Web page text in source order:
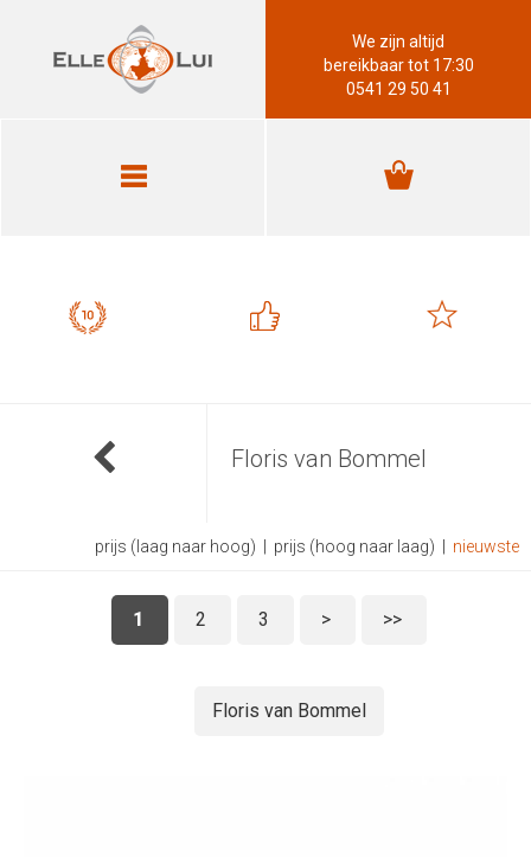
We zijn altijd
bereikbaar tot 17:30
0541 29 50 41
Floris van Bommel
prijs (laag naar hoog) prijs (hoog naar laag) nieuwste
1 2 3 > >>
Floris van Bommel